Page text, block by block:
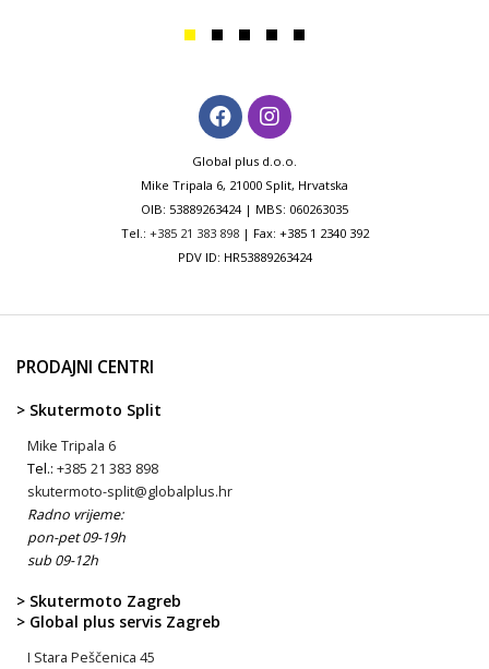
Global plus d.o.o.
Mike Tripala 6, 21000 Split, Hrvatska
OIB: 53889263424 | MBS: 060263035
Tel.: +385 21 383 898| Fax: +385 1 2340 392
PDV ID: HR53889263424
PRODAJNI CENTRI
> Skutermoto Split
Mike Tripala 6
Tel.: +385 21 383 898
skutermoto-split@globalplus.hr
Radno vrijeme:
pon-pet 09-19h
sub 09-12h
> Skutermoto Zagreb
> Global plus servis Zagreb
I Stara Peščenica 45